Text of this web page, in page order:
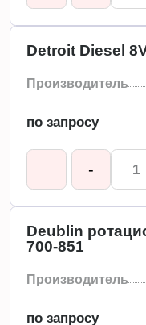
Detroit Diesel
Производитель
по запросу
-
Deublin
700-851
Производитель
по запросу